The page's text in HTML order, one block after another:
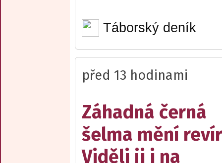
Táborský deník
před 13 hodinami
Záhadná černá
šelma mění
Viděli ji i na